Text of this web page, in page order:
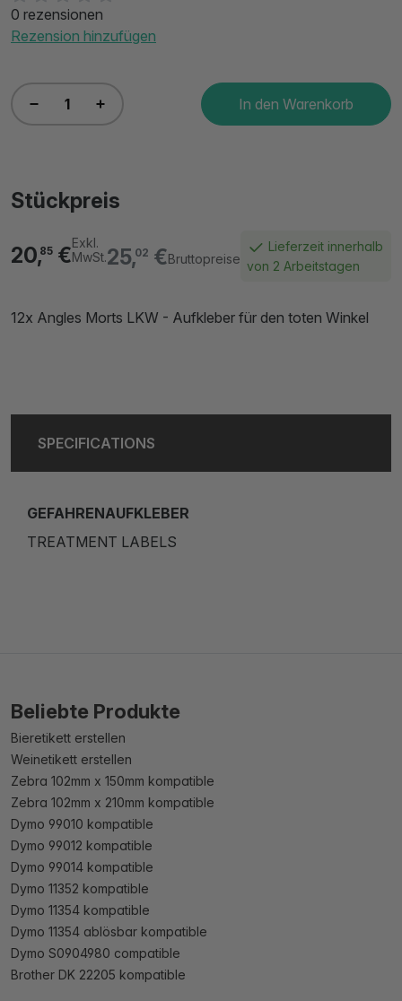
0 rezensionen
Rezension hinzufügen
In den Warenkorb
Stückpreis
25,02 €Bruttopreise
20,85 €Exkl.
MwSt.
Lieferzeit innerhalb
von 2 Arbeitstagen
12x Angles Morts LKW - Aufkleber für den toten Winkel
SPECIFICATIONS
GEFAHRENAUFKLEBER
TREATMENT LABELS
Beliebte Produkte
Bieretikett erstellen
Weinetikett erstellen
Zebra 102mm x 150mm kompatible
Zebra 102mm x 210mm kompatible
Dymo 99010 kompatible
Dymo 99012 kompatible
Dymo 99014 kompatible
Dymo 11352 kompatible
Dymo 11354 kompatible
Dymo 11354 ablösbar kompatible
Dymo S0904980 compatible
Brother DK 22205 kompatible